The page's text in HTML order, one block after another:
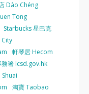
Dào Chéng
Tong
Starbucks 星巴克
軒琴居 Hecom
務署 lcsd.gov.hk
淘寶 Taobao